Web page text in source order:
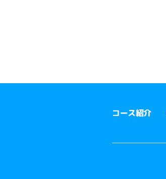
コース紹介